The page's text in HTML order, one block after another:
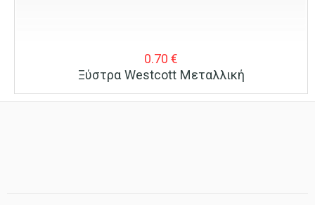
0.70 €
Ξύστρα Westcott Μεταλλική